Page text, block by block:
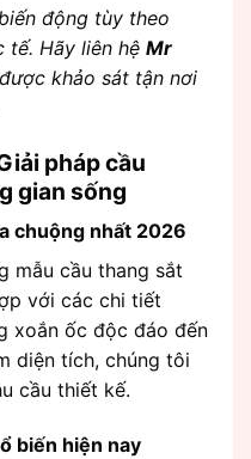
động tùy theo
tế. Hãy liên hệ Mr
khảo sát tận nơi
pháp cầu
gian sống
chuộng nhất 2026
mẫu cầu thang sắt
với các chi tiết
xoắn ốc độc đáo đến
diện tích, chúng tôi
cầu thiết kế.
biến hiện nay